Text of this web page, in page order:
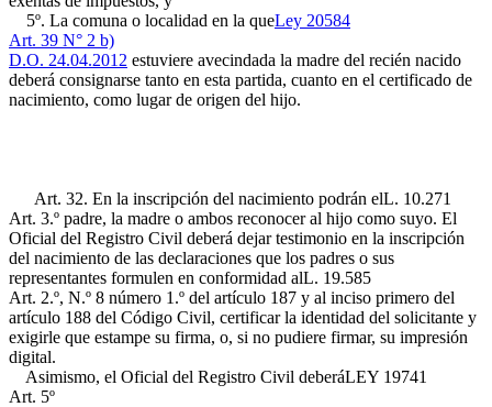
5º. La comuna o localidad en la queLey 20584
Art. 39 N° 2 b)
D.O. 24.04.2012 estuviere avecindada la madre del recién nacido
deberá consignarse tanto en esta partida, cuanto en el certificado de
nacimiento, como lugar de origen del hijo.
Art. 32. En la inscripción del nacimiento podrán elL. 10.271
Art. 3.º padre, la madre o ambos reconocer al hijo como suyo. El
Oficial del Registro Civil deberá dejar testimonio en la inscripción
del nacimiento de las declaraciones que los padres o sus
representantes formulen en conformidad alL. 19.585
Art. 2.º, N.º 8 número 1.º del artículo 187 y al inciso primero del
artículo 188 del Código Civil, certificar la identidad del solicitante y
exigirle que estampe su firma, o, si no pudiere firmar, su impresión
digital.
Asimismo, el Oficial del Registro Civil deberáLEY 19741
Art. 5º